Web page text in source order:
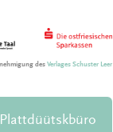
desVerlages Schuster Leer